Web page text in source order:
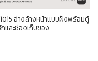
อ่างล้างหน้าแบบฝังพร้อมตู้
และช่องเก็บของ